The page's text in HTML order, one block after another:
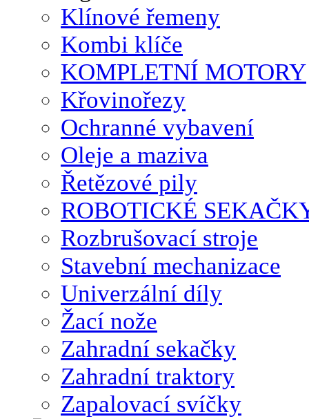
Klínové řemeny
Kombi klíče
KOMPLETNÍ MOTORY
Křovinořezy
Ochranné vybavení
Oleje a maziva
Řetězové pily
ROBOTICKÉ
Rozbrušovací stroje
Stavební mechanizace
Univerzální díly
Žací nože
Zahradní sekačky
Zahradní traktory
Zapalovací svíčky